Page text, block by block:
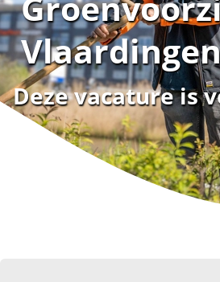
Deze vacature is